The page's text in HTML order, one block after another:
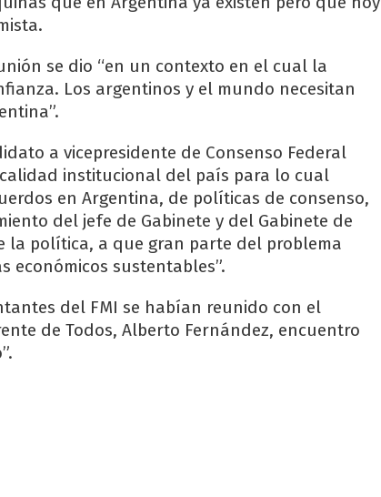
se dio “en un contexto en el cual la
Los argentinos y el mundo necesitan
a vicepresidente de Consenso Federal
institucional del país para lo cual
en Argentina, de políticas de consenso,
del jefe de Gabinete y del Gabinete de
la política, a que gran parte del problema
económicos sustentables”.
del FMI se habían reunido con el
de Todos, Alberto Fernández, encuentro